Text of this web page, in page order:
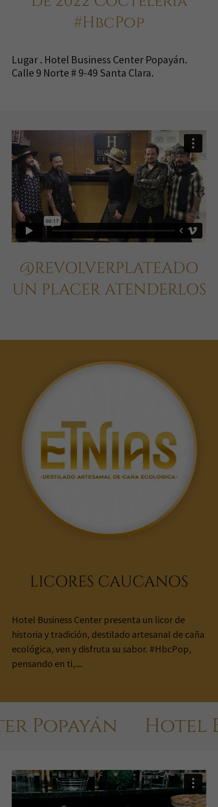
#HbcPop
Lugar . Hotel Business Center Popayán.
Calle 9 Norte # 9-49 Santa Clara.
@REVOLVERPLATEADO
UN PLACER ATENDERLOS
LICORES CAUCANOS
Hotel Business Center presenta un licor de
historia y tradición, destilado artesanal de caña
ecológica, ven y disfruta su sabor. #HbcPop,
pensando en ti,....
Hotel